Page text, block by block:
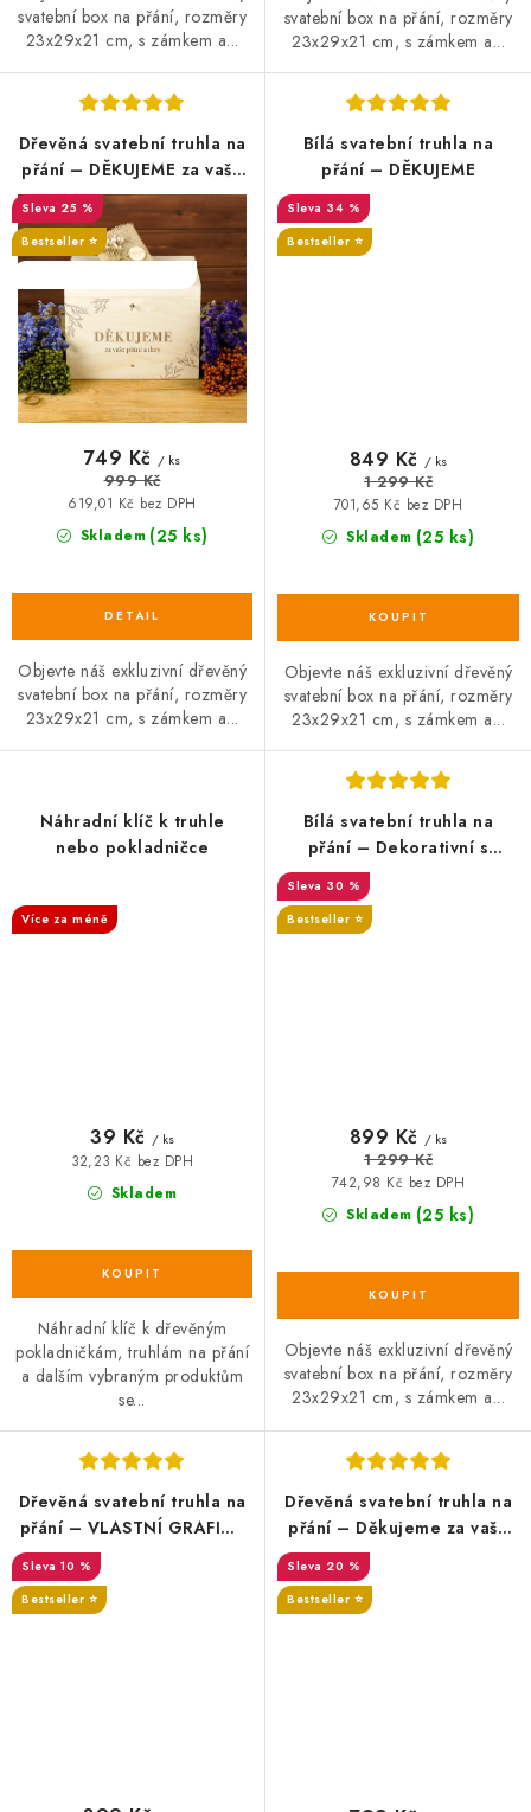
svatební box na přání, rozměry
23x29x21 cm, s zámkem a...
svatební box na přání, rozměry
23x29x21 cm, s zámkem a...
Dřevěná svatební truhla na
přání – DĚKUJEME za vaše
přání a dary
25 %
Bestseller ⭐️
Skladem (25 ks)
619,01 Kč bez DPH
749 Kč / ks
999 Kč
Objevte náš exkluzivní dřevěný
svatební box na přání, rozměry
23x29x21 cm, s zámkem a...
Bílá svatební truhla na
přání – DĚKUJEME
34 %
Bestseller ⭐️
Skladem (25 ks)
701,65 Kč bez DPH
849 Kč / ks
1 299 Kč
Objevte náš exkluzivní dřevěný
svatební box na přání, rozměry
23x29x21 cm, s zámkem a...
Náhradní klíč k truhle
nebo pokladničce
Více za méně
Skladem
32,23 Kč bez DPH
39 Kč / ks
Náhradní klíč k dřevěným
pokladničkám, truhlám na přání
a dalším vybraným produktům
se...
Bílá svatební truhla na
přání – Dekorativní s
iniciály novomanželů
30 %
Bestseller ⭐️
Skladem (25 ks)
742,98 Kč bez DPH
899 Kč / ks
1 299 Kč
Objevte náš exkluzivní dřevěný
svatební box na přání, rozměry
23x29x21 cm, s zámkem a...
Dřevěná svatební truhla na
přání – VLASTNÍ GRAFIKA
nebo text
10 %
Bestseller ⭐️
Dřevěná svatební truhla na
přání – Děkujeme za vaše
dary s iniciály
novomanželů
20 %
Bestseller ⭐️